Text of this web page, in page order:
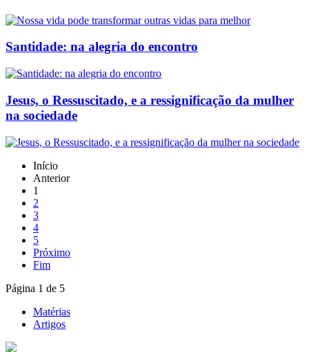
Santidade: na alegria do encontro
Jesus, o Ressuscitado, e a ressignificação da mulher
na sociedade
Início
Anterior
1
2
3
4
5
Próximo
Fim
Página 1 de 5
Matérias
Artigos